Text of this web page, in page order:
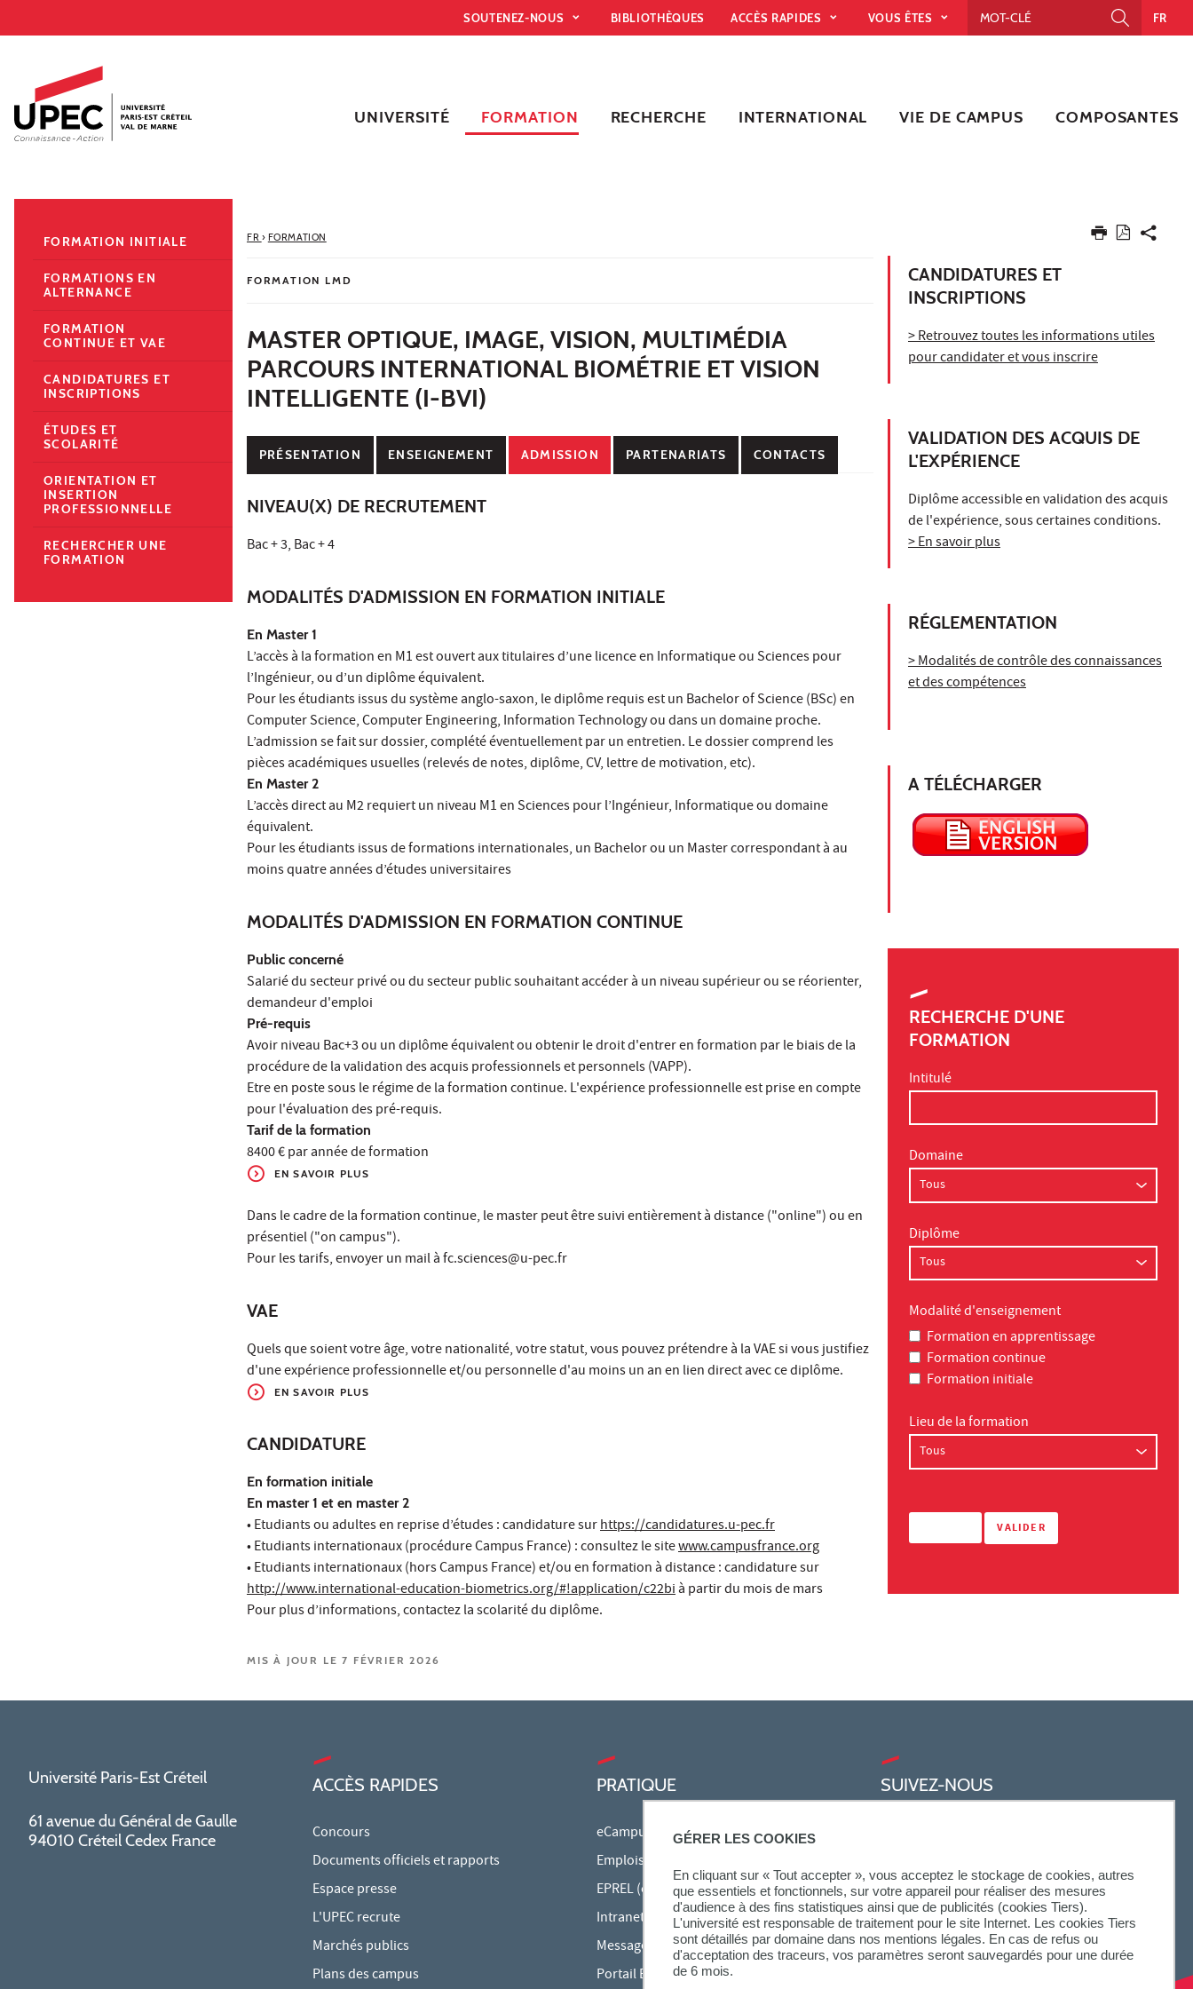
GÉRER LES COOKIES
En cliquant sur « Tout accepter », vous acceptez le stockage de cookies, autres
que essentiels et fonctionnels, sur votre appareil pour réaliser des mesures
d'audience à des fins statistiques ainsi que de publicités (cookies Tiers).
L'université est responsable de traitement pour le site Internet. Les cookies Tiers
sont détaillés par domaine dans nos mentions légales. En cas de refus ou
d'acceptation des traceurs, vos paramètres seront sauvegardés pour une durée
de 6 mois.
Accès directs
Recherche
Navigation secondaire
SOUTENEZ-NOUS BIBLIOTHÈQUES ACCÈS RAPIDES VOUS ÊTES FR
UNIVERSITÉ FORMATION RECHERCHE INTERNATIONAL VIE DE CAMPUS COMPOSANTES
FR › FORMATION
FORMATION LMD
MASTER OPTIQUE, IMAGE, VISION, MULTIMÉDIA
PARCOURS INTERNATIONAL BIOMÉTRIE ET VISION
INTELLIGENTE (I-BVI)
PRÉSENTATION ENSEIGNEMENT ADMISSION PARTENARIATS CONTACTS
NIVEAU(X) DE RECRUTEMENT
Bac + 3, Bac + 4
MODALITÉS D'ADMISSION EN FORMATION INITIALE
En Master 1
L’accès à la formation en M1 est ouvert aux titulaires d’une licence en Informatique ou Sciences pour
l’Ingénieur, ou d’un diplôme équivalent.
Pour les étudiants issus du système anglo-saxon, le diplôme requis est un Bachelor of Science (BSc) en
Computer Science, Computer Engineering, Information Technology ou dans un domaine proche.
L’admission se fait sur dossier, complété éventuellement par un entretien. Le dossier comprend les
pièces académiques usuelles (relevés de notes, diplôme, CV, lettre de motivation, etc).
En Master 2
L’accès direct au M2 requiert un niveau M1 en Sciences pour l’Ingénieur, Informatique ou domaine
équivalent.
Pour les étudiants issus de formations internationales, un Bachelor ou un Master correspondant à au
moins quatre années d’études universitaires
MODALITÉS D'ADMISSION EN FORMATION CONTINUE
Public concerné
Salarié du secteur privé ou du secteur public souhaitant accéder à un niveau supérieur ou se réorienter,
demandeur d'emploi
Pré-requis
Avoir niveau Bac+3 ou un diplôme équivalent ou obtenir le droit d'entrer en formation par le biais de la
procédure de la validation des acquis professionnels et personnels (VAPP).
Etre en poste sous le régime de la formation continue. L'expérience professionnelle est prise en compte
pour l'évaluation des pré-requis.
Tarif de la formation
8400 € par année de formation
EN SAVOIR PLUS
Dans le cadre de la formation continue, le master peut être suivi entièrement à distance ("online") ou en
présentiel ("on campus").
Pour les tarifs, envoyer un mail à fc.sciences@u-pec.fr
VAE
Quels que soient votre âge, votre nationalité, votre statut, vous pouvez prétendre à la VAE si vous justifiez
d'une expérience professionnelle et/ou personnelle d'au moins un an en lien direct avec ce diplôme.
EN SAVOIR PLUS
CANDIDATURE
En formation initiale
En master 1 et en master 2
• Etudiants ou adultes en reprise d’études : candidature surhttps://candidatures.u-pec.fr
• Etudiants internationaux (procédure Campus France) : consultez le sitewww.campusfrance.org
• Etudiants internationaux (hors Campus France) et/ou en formation à distance : candidature sur
http://www.international-education-biometrics.org/#!application/c22bià partir du mois de mars
Pour plus d’informations, contactez la scolarité du diplôme.
MIS À JOUR LE 7 FÉVRIER 2026
CANDIDATURES ET
INSCRIPTIONS
> Retrouvez toutes les informations utiles
pour candidater et vous inscrire
VALIDATION DES ACQUIS DE
L'EXPÉRIENCE
Diplôme accessible en validation des acquis
de l'expérience, sous certaines conditions.
> En savoir plus
RÉGLEMENTATION
> Modalités de contrôle des connaissances
et des compétences
A TÉLÉCHARGER
RECHERCHE D'UNE
FORMATION
Intitulé
Domaine
Diplôme
Modalité d'enseignement
Formation en apprentissage
Formation continue
Formation initiale
Lieu de la formation
FORMATION INITIALE
FORMATIONS EN
ALTERNANCE
FORMATION
CONTINUE ET VAE
CANDIDATURES ET
INSCRIPTIONS
ÉTUDES ET
SCOLARITÉ
ORIENTATION ET
INSERTION
PROFESSIONNELLE
RECHERCHER UNE
FORMATION
Université Paris-Est Créteil
61 avenue du Général de Gaulle
94010 Créteil Cedex France
ACCÈS RAPIDES
Concours
Documents officiels et rapports
Espace presse
L'UPEC recrute
Marchés publics
Plans des campus
PRATIQUE
eCampus
Emplois du temps en ligne
EPREL (cours en ligne)
Intranet des personnels
Messagerie étudiante
Portail Bu Athéna
SUIVEZ-NOUS